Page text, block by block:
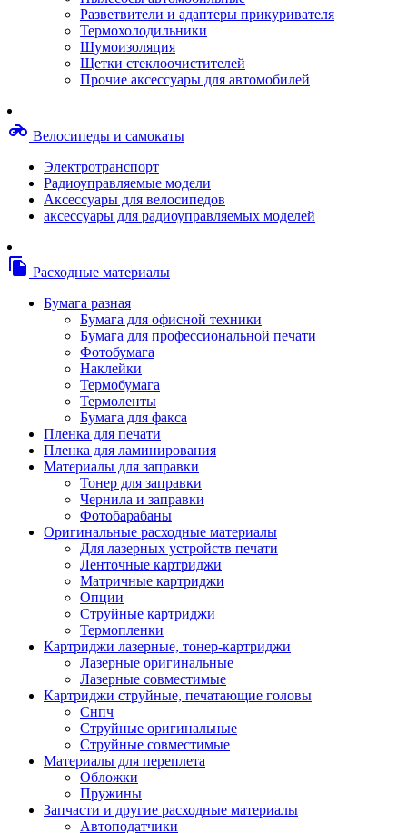
Степлерные скобы, скрепки
Термопленки
Термоузлы/печки/тэны
Тормозные площадки
Узлы/комплекты переноса изображений
Шлейфы
Баллоны со сжатым воздухом
Салфетки для чистки оргтехники
Скотч, фломастеры
Чистящие спреи, жидкости и пены
Картриджи для специализированных
Другие картриджи и твердые чернила
Картриджи и твердые чернила
Картриджи матричные, чернила
Расходные материалы для профессиональной
печати
Электрика
Изделия для прокладки кабеля и
Арматура кабельная/изоляционные
материалы
Гильза соединительная для
алюминиевых проводников под
опрессовку
проводников под опрессовку
Гильза соединительная со
болтами
Заглушка термоусадочная
ответвительный
Муфта кабельная концевая
Муфта кабельная соединительная
Наконечник быстроразмыкаемый
Наконечник кабельный со
Наконечник кабельный трубчатый
медных проводников
Наконечник обжимной кабельный
медных проводников
Разветвители и адаптеры прикуривателя
Термохолодильники
Шумоизоляция
Щетки стеклоочистителей
Прочие аксессуары для автомобилей
motorcycle Велосипеды и самокаты
Электротранспорт
Радиоуправляемые модели
Аксессуары для велосипедов
аксессуары для радиоуправляемых моделей
file_copy Расходные материалы
Бумага разная
Бумага для офисной техники
Бумага для профессиональной печати
Фотобумага
Наклейки
Термобумага
Термоленты
Бумага для факса
Пленка для печати
Пленка для ламинирования
Материалы для заправки
Тонер для заправки
Чернила и заправки
Фотобарабаны
Оригинальные расходные материалы
Для лазерных устройств печати
Ленточные картриджи
Матричные картриджи
Опции
Струйные картриджи
Термопленки
Картриджи лазерные, тонер-картриджи
Лазерные оригинальные
Лазерные совместимые
Картриджи струйные, печатающие головы
Снпч
Струйные оригинальные
Струйные совместимые
Материалы для переплета
Обложки
Пружины
Запчасти и другие расходные материалы
Автоподатчики